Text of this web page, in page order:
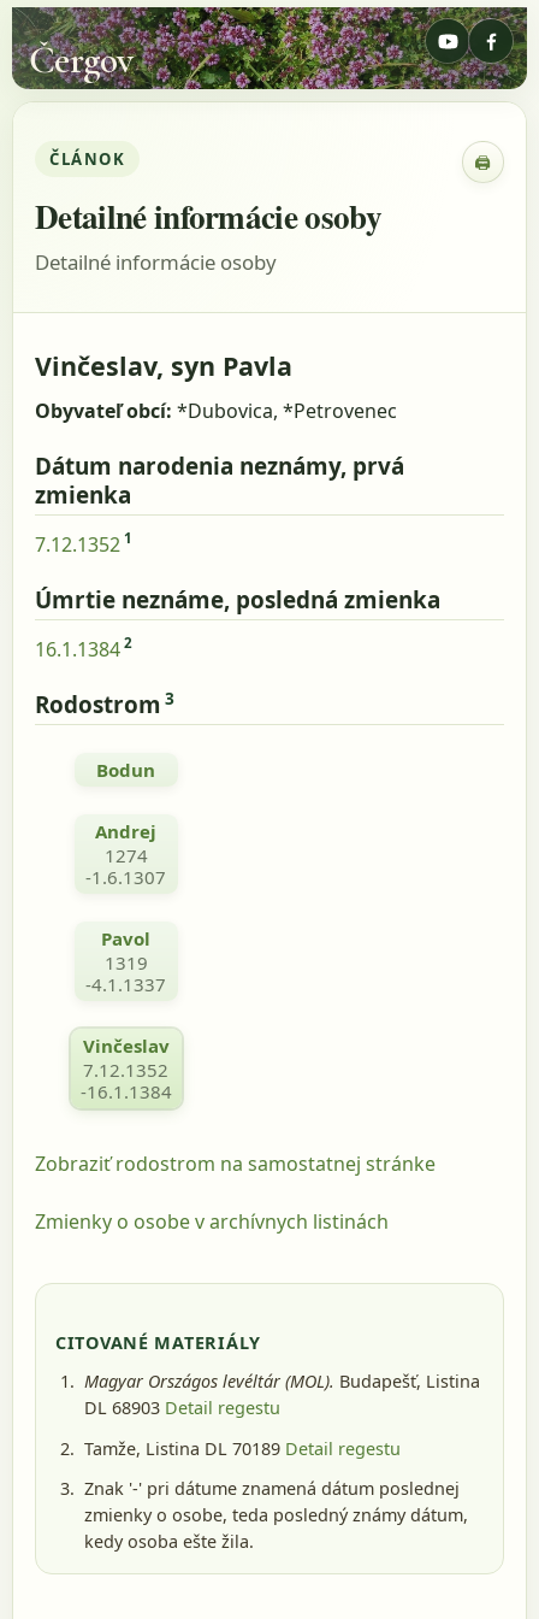
Čergov
ČLÁNOK 🖨
Detailné informácie osoby
Detailné informácie osoby
Vinčeslav, syn Pavla
Obyvateľ obcí: *Dubovica, *Petrovenec
Dátum narodenia neznámy, prvá
zmienka
7.12.1352 1
Úmrtie neznáme, posledná zmienka
16.1.1384 2
Rodostrom 3
Bodun
Andrej
1274
-1.6.1307
Pavol
1319
-4.1.1337
Vinčeslav
7.12.1352
-16.1.1384
Zobraziť rodostrom na samostatnej stránke
Zmienky o osobe v archívnych listinách
CITOVANÉ MATERIÁLY
Magyar Országos levéltár (MOL). Budapešť, Listina
DL 68903 Detail regestu
Tamže, Listina DL 70189 Detail regestu
Znak '-' pri dátume znamená dátum poslednej
zmienky o osobe, teda posledný známy dátum,
kedy osoba ešte žila.